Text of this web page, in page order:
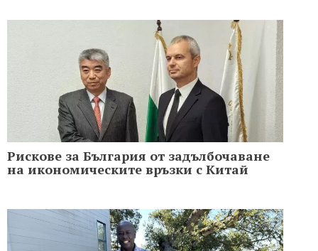
Рискове за България от задълбочаване
на икономическите връзки с Китай